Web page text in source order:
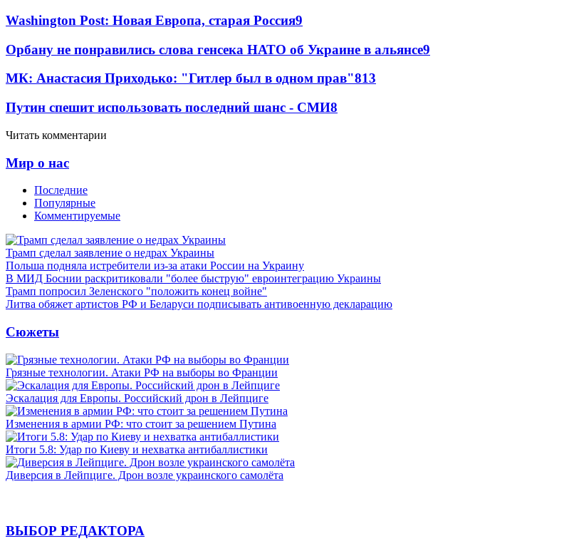
Washington Post: Новая Европа, старая Россия9
Орбану не понравились слова генсека НАТО об Украине в альянсе9
МК: Анастасия Приходько: "Гитлер был в одном прав"813
Путин спешит использовать последний шанс - СМИ8
Читать комментарии
Мир о нас
Последние
Популярные
Комментируемые
Трамп сделал заявление о недрах Украины
Польша подняла истребители из-за атаки России на Украину
В МИД Боснии раскритиковали "более быструю" евроинтеграцию Украины
Трамп попросил Зеленского "положить конец войне"
Литва обяжет артистов РФ и Беларуси подписывать антивоенную декларацию
Сюжеты
Грязные технологии. Атаки РФ на выборы во Франции
Эскалация для Европы. Российский дрон в Лейпциге
Изменения в армии РФ: что стоит за решением Путина
Итоги 5.8: Удар по Киеву и нехватка антибаллистики
Диверсия в Лейпциге. Дрон возле украинского самолёта
ВЫБОР РЕДАКТОРА